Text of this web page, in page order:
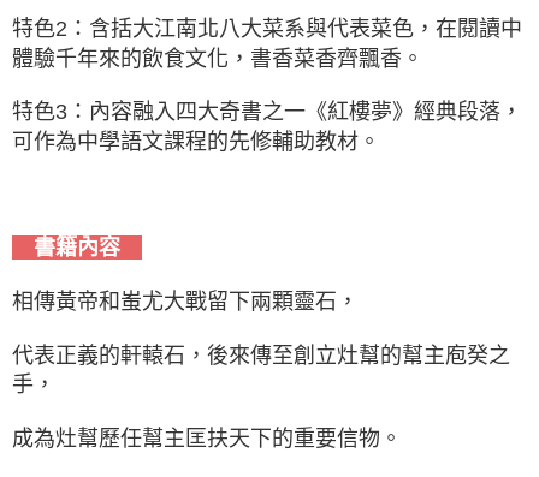
特色2：含括大江南北八大菜系與代表菜色，在閱讀中
體驗千年來的飲食文化，書香菜香齊飄香。
特色3：內容融入四大奇書之一《紅樓夢》經典段落，
可作為中學語文課程的先修輔助教材。
書籍內容
相傳黃帝和蚩尤大戰留下兩顆靈石，
代表正義的軒轅石，後來傳至創立灶幫的幫主庖癸之
手，
成為灶幫歷任幫主匡扶天下的重要信物。